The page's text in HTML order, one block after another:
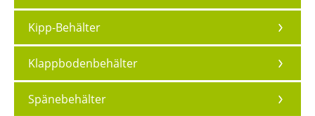
Kipp-Behälter
Klappbodenbehälter
Spänebehälter